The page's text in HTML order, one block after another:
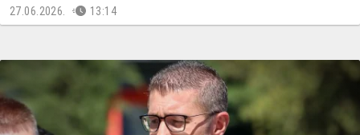
27.06.2026. 13:14